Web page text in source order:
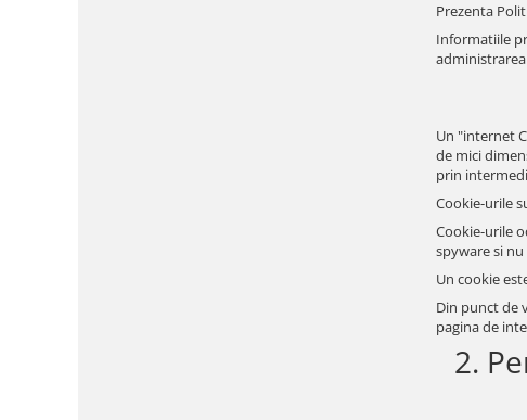
Prezenta
Informatiile
Un "internet
de mici
prin
Cookie-urile
Cookie-urile
spyware si
Un cookie
Din punct de
pagina de
2.